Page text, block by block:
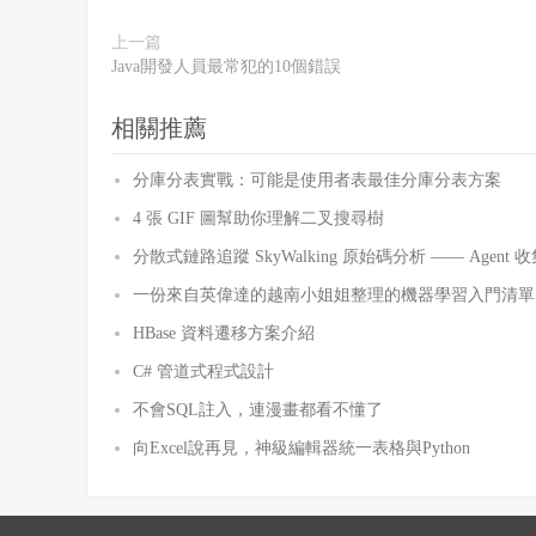
上一篇
Java開發人員最常犯的10個錯誤
相關推薦
分庫分表實戰：可能是使用者表最佳分庫分表方案
4 張 GIF 圖幫助你理解二叉搜尋樹
分散式鏈路追蹤 SkyWalking 原始碼分析 —— Agent 收
一份來自英偉達的越南小姐姐整理的機器學習入門清
HBase 資料遷移方案介紹
C# 管道式程式設計
不會SQL註入，連漫畫都看不懂了
向Excel說再見，神級編輯器統一表格與Python